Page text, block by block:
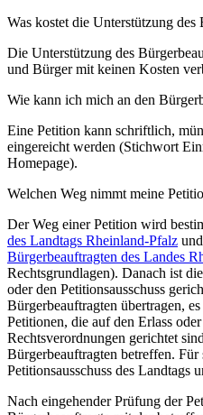
Was kostet die Unterstützung des
Die Unterstützung des
und Bürger mit keinen Kosten
Wie kann ich mich an den
Eine Petition kann schriftlich,
eingereicht werden (Stichwort
Homepage).
Welchen Weg nimmt meine
Der Weg einer Petition wird
des Landtags Rheinland-Pfalz
Bürgerbeauftragten des Landes
Rechtsgrundlagen). Danach ist
oder den Petitionsausschuss
Bürgerbeauftragten übertragen,
Petitionen, die auf den Erlass
Rechtsverordnungen gerichtet
Bürgerbeauftragten betreffen.
Petitionsausschuss des Landtags
Nach eingehender Prüfung der